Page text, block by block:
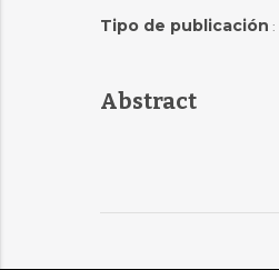
Tipo de publicación :
Abstract